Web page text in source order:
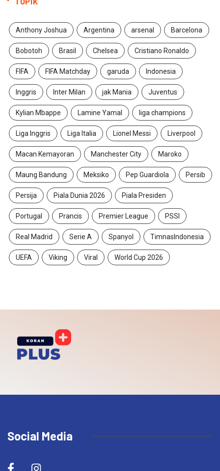
Anthony Joshua Argentina arsenal Barcelona
Bobotoh Brasil Chelsea Cristiano Ronaldo
FIFA FIFA Matchday garuda Indonesia
Inggris Inter Milan jak Mania Juventus
Kylian Mbappe Lamine Yamal liga champions
Liga Inggris Liga Italia Lionel Messi Liverpool
Macan Kemayoran Manchester City Maroko
Maung Bandung Meksiko Pep Guardiola Persib
Persija Piala Dunia 2026 Piala Presiden
Portugal Prancis Premier League PSSI
Real Madrid Serie A Spanyol TimnasIndonesia
UEFA Viking Viral World Cup 2026
Social Media